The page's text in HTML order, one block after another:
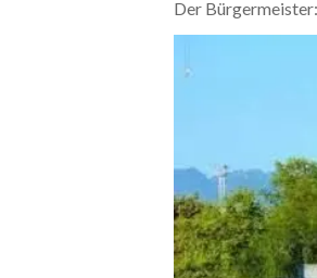
RISULTATI E CLASSIFICHE
Der